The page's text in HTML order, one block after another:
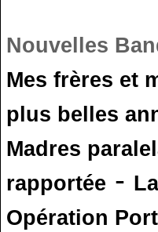
Nouvelles
Mes frères et
plus belles
Madres
rapportée -
Opération